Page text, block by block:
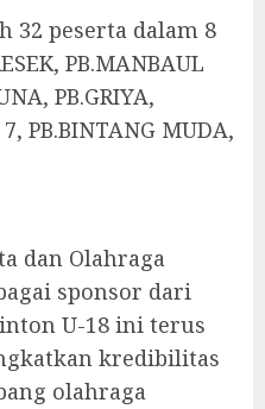
32 peserta dalam 8
PB.MANBAUL
PB.GRIYA,
7, PB.BINTANG MUDA,
dan Olahraga
sponsor dari
U-18 ini terus
kredibilitas
olahraga